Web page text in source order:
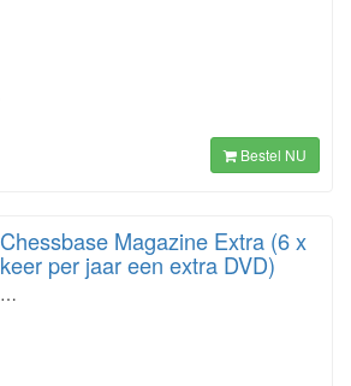
Bestel NU
Chessbase Magazine Extra (6 x
keer per jaar een extra DVD)
…